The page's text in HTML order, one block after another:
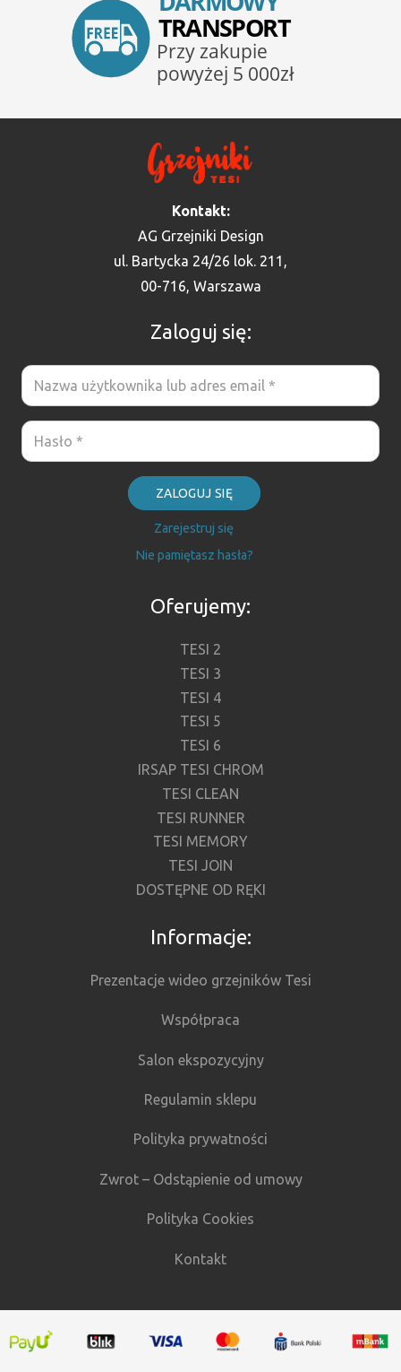
Kontakt:
AG Grzejniki Design
ul. Bartycka 24/26 lok. 211,
00-716, Warszawa
Zaloguj się:
ZALOGUJ SIĘ
Zarejestruj się
Nie pamiętasz hasła?
Oferujemy:
TESI 2
TESI 3
TESI 4
TESI 5
TESI 6
IRSAP TESI CHROM
TESI CLEAN
TESI RUNNER
TESI MEMORY
TESI JOIN
DOSTĘPNE OD RĘKI
Informacje:
Prezentacje wideo grzejników Tesi
Współpraca
Salon ekspozycyjny
Regulamin sklepu
Polityka prywatności
Zwrot – Odstąpienie od umowy
Polityka Cookies
Kontakt